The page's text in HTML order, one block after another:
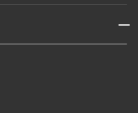
開閉